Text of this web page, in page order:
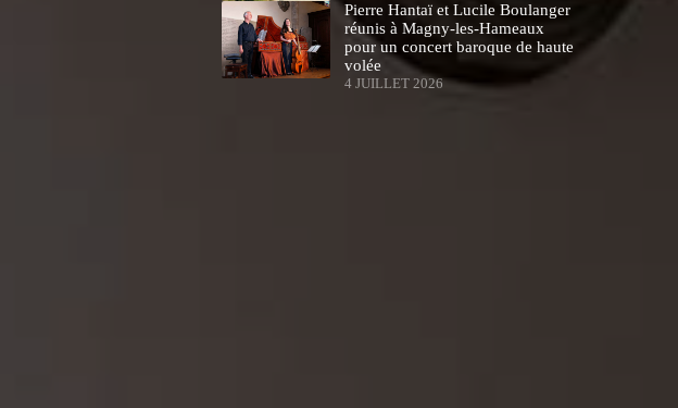
Pierre Hantaï et Lucile Boulanger
réunis à Magny-les-Hameaux
pour un concert baroque de haute
volée
4 JUILLET 2026